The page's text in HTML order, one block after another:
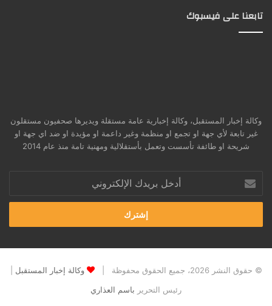
تابعنا على فيسبوك
وكالة إخبار المستقبل، وكالة إخبارية عامة مستقلة ويديرها صحفيون مستقلون
غير تابعة لأي جهة او تجمع او منظمة وغير داعمة او مؤيدة او ضد اي جهة او
شريحة او طائفة تأسست وتعمل بأستقلالية ومهنية تامة منذ عام 2014
بريدك
الإلكتروني
© حقوق النشر 2026، جميع الحقوق محفوظة | وكالة إخبار المستقبل
رئيس التحرير باسم العذاري